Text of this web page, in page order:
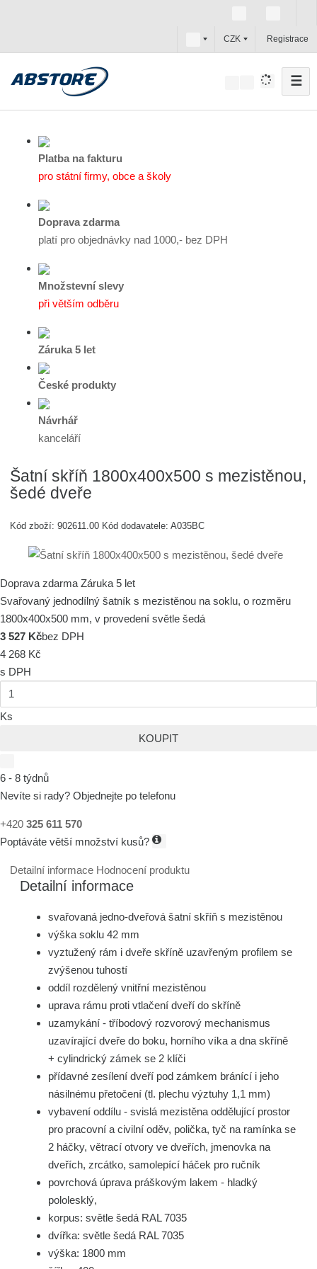
c
z
CZK Registrace
☰
Platba na fakturu
pro státní firmy, obce a školy
Doprava zdarma
platí pro objednávky nad 1000,- bez DPH
Množstevní slevy
při větším odběru
Záruka 5 let
České produkty
Návrhář
kanceláří
Šatní skříň 1800x400x500 s mezistěnou,
šedé dveře
Kód zboží:902611.00 Kód dodavatele:A035BC
Doprava zdarma Záruka 5 let
Svařovaný jednodílný šatník s mezistěnou na soklu, o rozměru
1800x400x500 mm, v provedení světle šedá
3 527 Kčbez DPH
4 268 Kč
s DPH
Ks
KOUPIT
6 - 8 týdnů
Nevíte si rady? Objednejte po telefonu
+420 325 611 570
Poptáváte větší množství kusů?
Detailní informace Hodnocení produktu
Detailní informace
svařovaná jedno-dveřová šatní skříň s mezistěnou
výška soklu 42 mm
vyztužený rám i dveře skříně uzavřeným profilem se
zvýšenou tuhostí
oddíl rozdělený vnitřní mezistěnou
uprava rámu proti vtlačení dveří do skříně
uzamykání - tříbodový rozvorový mechanismus
uzavírající dveře do boku, horního víka a dna skříně
+ cylindrický zámek se 2 klíči
přídavné zesílení dveří pod zámkem bránící i jeho
násilnému přetočení (tl. plechu výztuhy 1,1 mm)
vybavení oddílu - svislá mezistěna oddělující prostor
pro pracovní a civilní oděv, polička, tyč na ramínka se
2 háčky, větrací otvory ve dveřích, jmenovka na
dveřích, zrcátko, samolepící háček pro ručník
povrchová úprava práškovým lakem - hladký
pololesklý,
korpus: světle šedá RAL 7035
dvířka: světle šedá RAL 7035
výška: 1800 mm